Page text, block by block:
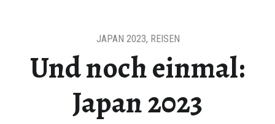
Und noch einmal:
Japan 2023
JAPAN 2023, REISEN